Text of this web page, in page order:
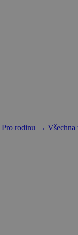
Pro rodinu → Všechna